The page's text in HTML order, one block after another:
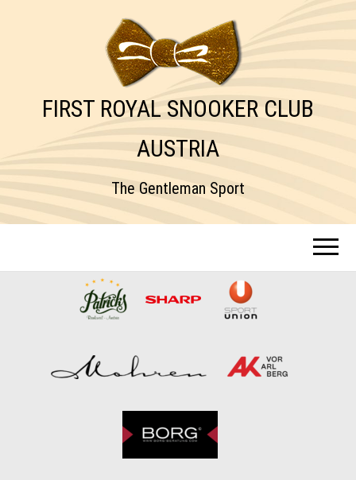
FIRST ROYAL SNOOKER CLUB
AUSTRIA
The Gentleman Sport